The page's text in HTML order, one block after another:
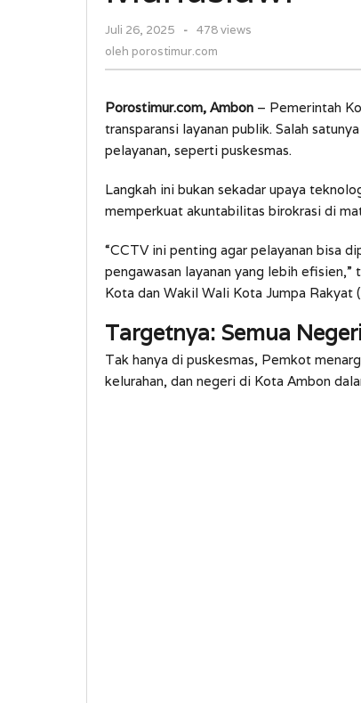
Juli 26, 2025
oleh
- 478 views
oleh porostimur.com
Porostimur.com, Ambon – Pemerintah
transparansi layanan publik. Salah
pelayanan, seperti puskesmas.
Langkah ini bukan sekadar upaya
memperkuat akuntabilitas birokrasi di
“CCTV ini penting agar pelayanan bisa
pengawasan layanan yang lebih
Kota dan Wakil Wali Kota Jumpa
Targetnya: Semua
Tak hanya di puskesmas, Pemkot
kelurahan, dan negeri di Kota Ambon